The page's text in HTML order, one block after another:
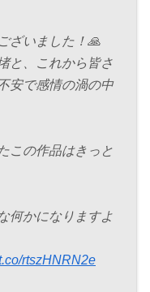
ざいました！🙏
と、これから皆さ
安で感情の渦の中
この作品はきっと
何かになりますよ
rtszHNRN2e